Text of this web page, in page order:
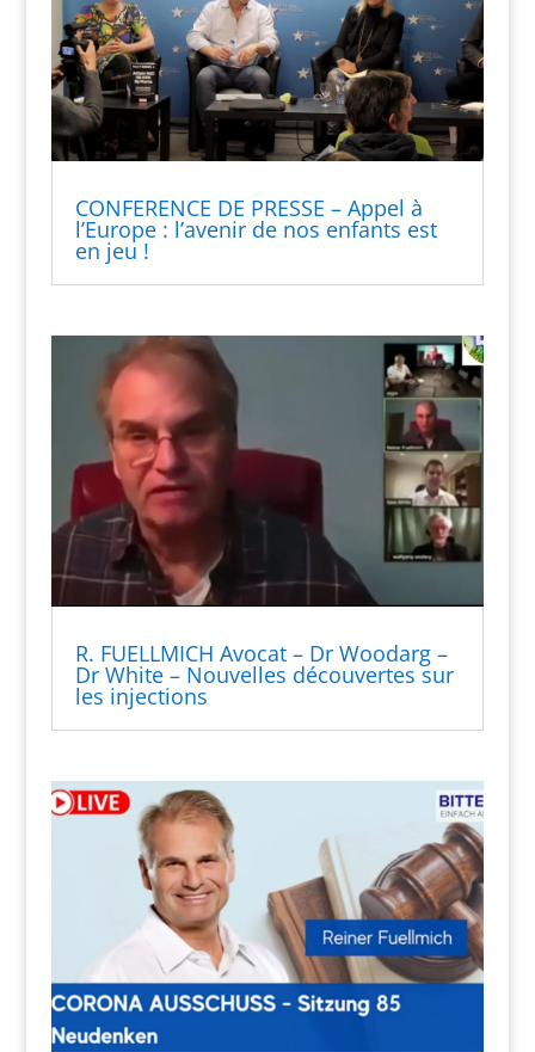
CONFERENCE DE PRESSE – Appel à
l’Europe : l’avenir de nos enfants est
en jeu !
R. FUELLMICH Avocat – Dr Woodarg –
Dr White – Nouvelles découvertes sur
les injections